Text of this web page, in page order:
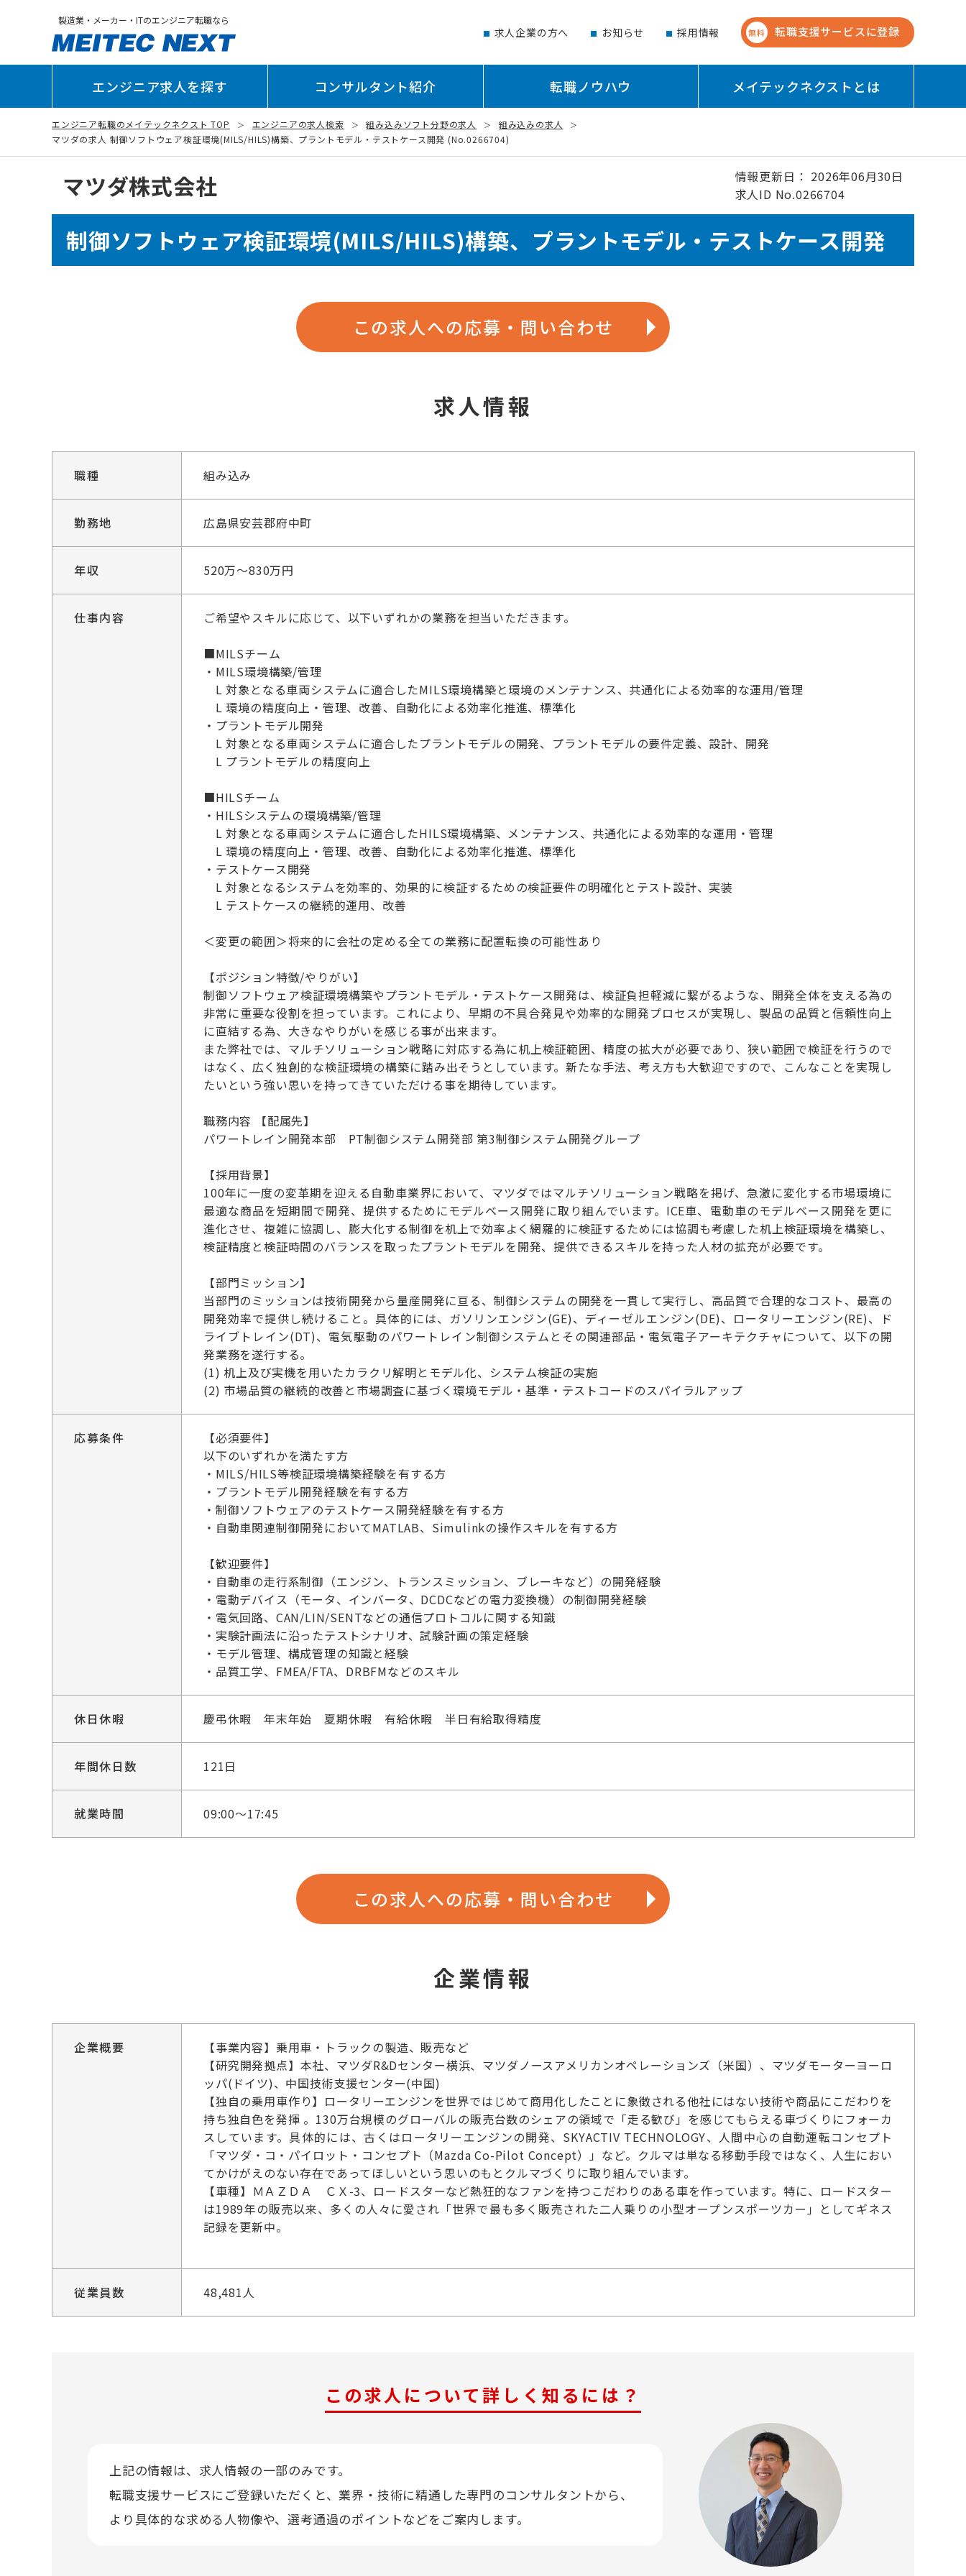
製造業・メーカー・ITのエンジニア転職なら
求人企業の方へ お知らせ 採用情報 無料 転職支援サービスに登録
エンジニア求人を探す コンサルタント紹介 転職ノウハウ メイテックネクストとは
エンジニア転職のメイテックネクスト TOP エンジニアの求人検索 組み込みソフト分野の求人
組み込みの求人
マツダの求人 制御ソフトウェア検証環境(MILS/HILS)構築、プラントモデル・テストケース開発 (No.0266704)
マツダ株式会社
情報更新日： 2026年06月30日
求人ID No.0266704
制御ソフトウェア検証環境(MILS/HILS)構築、プラントモデル・テストケース開発
この求人への応募・問い合わせ
求人情報
職種 組み込み
勤務地 広島県安芸郡府中町
年収 520万～830万円
仕事内容 ご希望やスキルに応じて、以下いずれかの業務を担当いただきます。
■MILSチーム
・MILS環境構築/管理
L 対象となる車両システムに適合したMILS環境構築と環境のメンテナンス、共通化による効率的な運用/管理
L 環境の精度向上・管理、改善、自動化による効率化推進、標準化
・プラントモデル開発
L 対象となる車両システムに適合したプラントモデルの開発、プラントモデルの要件定義、設計、開発
L プラントモデルの精度向上
■HILSチーム
・HILSシステムの環境構築/管理
L 対象となる車両システムに適合したHILS環境構築、メンテナンス、共通化による効率的な運用・管理
L 環境の精度向上・管理、改善、自動化による効率化推進、標準化
・テストケース開発
L 対象となるシステムを効率的、効果的に検証するための検証要件の明確化とテスト設計、実装
L テストケースの継続的運用、改善
＜変更の範囲＞将来的に会社の定める全ての業務に配置転換の可能性あり
【ポジション特徴/やりがい】
制御ソフトウェア検証環境構築やプラントモデル・テストケース開発は、検証負担軽減に繋がるような、開発全体を支える為の
非常に重要な役割を担っています。これにより、早期の不具合発見や効率的な開発プロセスが実現し、製品の品質と信頼性向上
に直結する為、大きなやりがいを感じる事が出来ます。
また弊社では、マルチソリューション戦略に対応する為に机上検証範囲、精度の拡大が必要であり、狭い範囲で検証を行うので
はなく、広く独創的な検証環境の構築に踏み出そうとしています。新たな手法、考え方も大歓迎ですので、こんなことを実現し
たいという強い思いを持ってきていただける事を期待しています。
職務内容 【配属先】
パワートレイン開発本部 PT制御システム開発部 第3制御システム開発グループ
【採用背景】
100年に一度の変革期を迎える自動車業界において、マツダではマルチソリューション戦略を掲げ、急激に変化する市場環境に
最適な商品を短期間で開発、提供するためにモデルベース開発に取り組んでいます。ICE車、電動車のモデルベース開発を更に
進化させ、複雑に協調し、膨大化する制御を机上で効率よく網羅的に検証するためには協調も考慮した机上検証環境を構築し、
検証精度と検証時間のバランスを取ったプラントモデルを開発、提供できるスキルを持った人材の拡充が必要です。
【部門ミッション】
当部門のミッションは技術開発から量産開発に亘る、制御システムの開発を一貫して実行し、高品質で合理的なコスト、最高の
開発効率で提供し続けること。具体的には、ガソリンエンジン(GE)、ディーゼルエンジン(DE)、ロータリーエンジン(RE)、ド
ライブトレイン(DT)、電気駆動のパワートレイン制御システムとその関連部品・電気電子アーキテクチャについて、以下の開
発業務を遂行する。
(1) 机上及び実機を用いたカラクリ解明とモデル化、システム検証の実施
(2) 市場品質の継続的改善と市場調査に基づく環境モデル・基準・テストコードのスパイラルアップ
応募条件
【必須要件】
以下のいずれかを満たす方
・MILS/HILS等検証環境構築経験を有する方
・プラントモデル開発経験を有する方
・制御ソフトウェアのテストケース開発経験を有する方
・自動車関連制御開発においてMATLAB、Simulinkの操作スキルを有する方
【歓迎要件】
・自動車の走行系制御（エンジン、トランスミッション、ブレーキなど）の開発経験
・電動デバイス（モータ、インバータ、DCDCなどの電力変換機）の制御開発経験
・電気回路、CAN/LIN/SENTなどの通信プロトコルに関する知識
・実験計画法に沿ったテストシナリオ、試験計画の策定経験
・モデル管理、構成管理の知識と経験
・品質工学、FMEA/FTA、DRBFMなどのスキル
休日休暇 慶弔休暇 年末年始 夏期休暇 有給休暇 半日有給取得精度
年間休日数 121日
就業時間 09:00～17:45
この求人への応募・問い合わせ
企業情報
企業概要
【事業内容】乗用車・トラックの製造、販売など
【研究開発拠点】本社、マツダR&Dセンター横浜、マツダノースアメリカンオペレーションズ（米国）、マツダモーターヨーロ
ッパ(ドイツ)、中国技術支援センター(中国)
【独自の乗用車作り】ロータリーエンジンを世界ではじめて商用化したことに象徴される他社にはない技術や商品にこだわりを
持ち独自色を発揮 。130万台規模のグローバルの販売台数のシェアの領域で「走る歓び」を感じてもらえる車づくりにフォーカ
スしています。具体的には、古くはロータリーエンジンの開発、SKYACTIV TECHNOLOGY、人間中心の自動運転コンセプト
「マツダ・コ・パイロット・コンセプト（Mazda Co-Pilot Concept）」など。クルマは単なる移動手段ではなく、人生におい
てかけがえのない存在であってほしいという思いのもとクルマづくりに取り組んでいます。
【車種】ＭＡＺＤＡ ＣＸ-3、ロードスターなど熱狂的なファンを持つこだわりのある車を作っています。特に、ロードスター
は1989年の販売以来、多くの人々に愛され「世界で最も多く販売された二人乗りの小型オープンスポーツカー」としてギネス
記録を更新中。
従業員数 48,481人
この求人について詳しく知るには？
上記の情報は、求人情報の一部のみです。
転職支援サービスにご登録いただくと、業界・技術に精通した専門のコンサルタントから、
より具体的な求める人物像や、選考通過のポイントなどをご案内します。